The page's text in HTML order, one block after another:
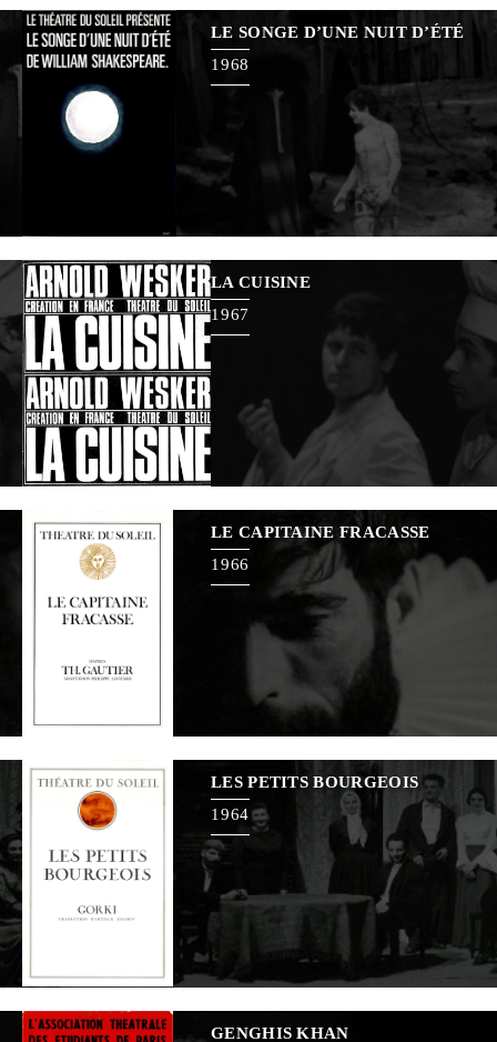
LE SONGE D’UNE NUIT D’ÉTÉ
1968
LA CUISINE
1967
LE CAPITAINE FRACASSE
1966
LES PETITS BOURGEOIS
1964
GENGHIS KHAN